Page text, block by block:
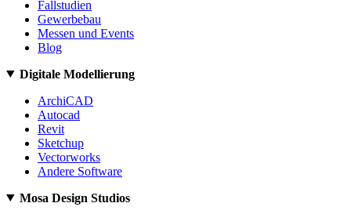
Fallstudien
Gewerbebau
Messen und Events
Blog
Digitale Modellierung
ArchiCAD
Autocad
Revit
Sketchup
Vectorworks
Andere Software
Mosa Design Studios